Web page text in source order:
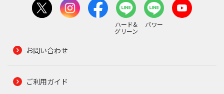
ハード&
グリーン
パワー
お問い合わせ
ご利用ガイド